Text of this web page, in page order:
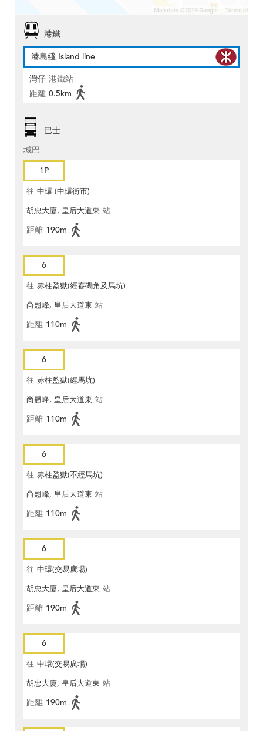
港鐵
港島綫 Island line
灣仔 港鐵站
距離 0.5km
巴士
城巴
1P
往 中環 (中環街市)
胡忠大廈, 皇后大道東 站
距離 190m
6
往 赤柱監獄(經舂磡角及馬坑)
尚翹峰, 皇后大道東 站
距離 110m
6
往 赤柱監獄(經馬坑)
尚翹峰, 皇后大道東 站
距離 110m
6
往 赤柱監獄(不經馬坑)
尚翹峰, 皇后大道東 站
距離 110m
6
往 中環(交易廣場)
胡忠大廈, 皇后大道東 站
距離 190m
6
往 中環(交易廣場)
胡忠大廈, 皇后大道東 站
距離 190m